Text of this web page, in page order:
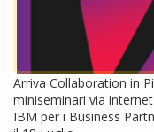
Arriva Collaboration in
miniseminari via
IBM per i Business